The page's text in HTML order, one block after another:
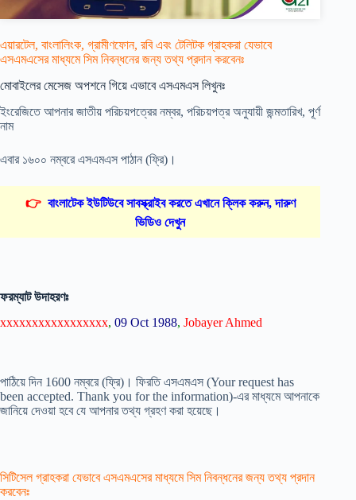
এয়ারটেল, বাংলালিংক, গ্রামীণফোন, রবি এবং টেলিটক গ্রাহকরা যেভাবে
এসএমএসের মাধ্যমে সিম নিবন্ধনের জন্য তথ্য প্রদান করবেনঃ
মোবাইলের মেসেজ অপশনে গিয়ে এভাবে এসএমএস লিখুনঃ
ইংরেজিতে আপনার জাতীয় পরিচয়পত্রের নম্বর, পরিচয়পত্র অনুযায়ী জন্মতারিখ, পূর্ণ
নাম
এবার ১৬০০ নম্বরে এসএমএস পাঠান (ফ্রি)।
👉 বাংলাটেক ইউটিউবে সাবস্ক্রাইব করতে এখানে ক্লিক করুন, দারুণ
ভিডিও দেখুন
ফরম্যাট উদাহরণঃ
xxxxxxxxxxxxxxxxx, 09 Oct 1988, Jobayer Ahmed
পাঠিয়ে দিন 1600 নম্বরে (ফ্রি)। ফিরতি এসএমএস (Your request has
been accepted. Thank you for the information)-এর মাধ্যমে আপনাকে
জানিয়ে দেওয়া হবে যে আপনার তথ্য গ্রহণ করা হয়েছে।
সিটিসেল গ্রাহকরা যেভাবে এসএমএসের মাধ্যমে সিম নিবন্ধনের জন্য তথ্য প্রদান
করবেনঃ